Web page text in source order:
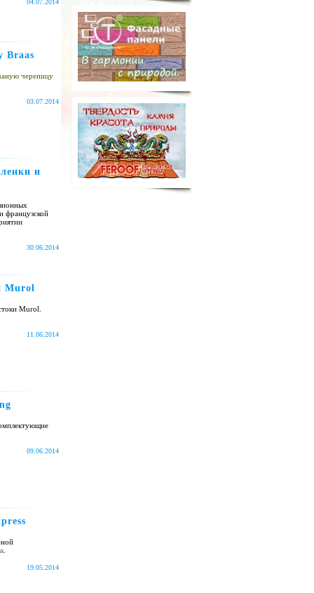
04.07.2014
Braas
черепицу
03.07.2014
и
французской
30.06.2014
Murol
Murol.
11.06.2014
09.06.2014
19.05.2014